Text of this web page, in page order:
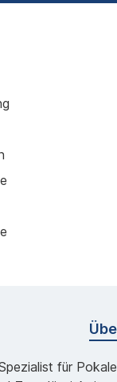
für